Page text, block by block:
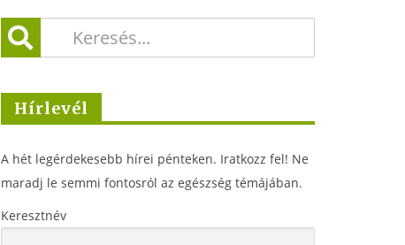
Hírlevél
A hét legérdekesebb hírei pénteken. Iratkozz fel! Ne
maradj le semmi fontosról az egészség témájában.
Keresztnév